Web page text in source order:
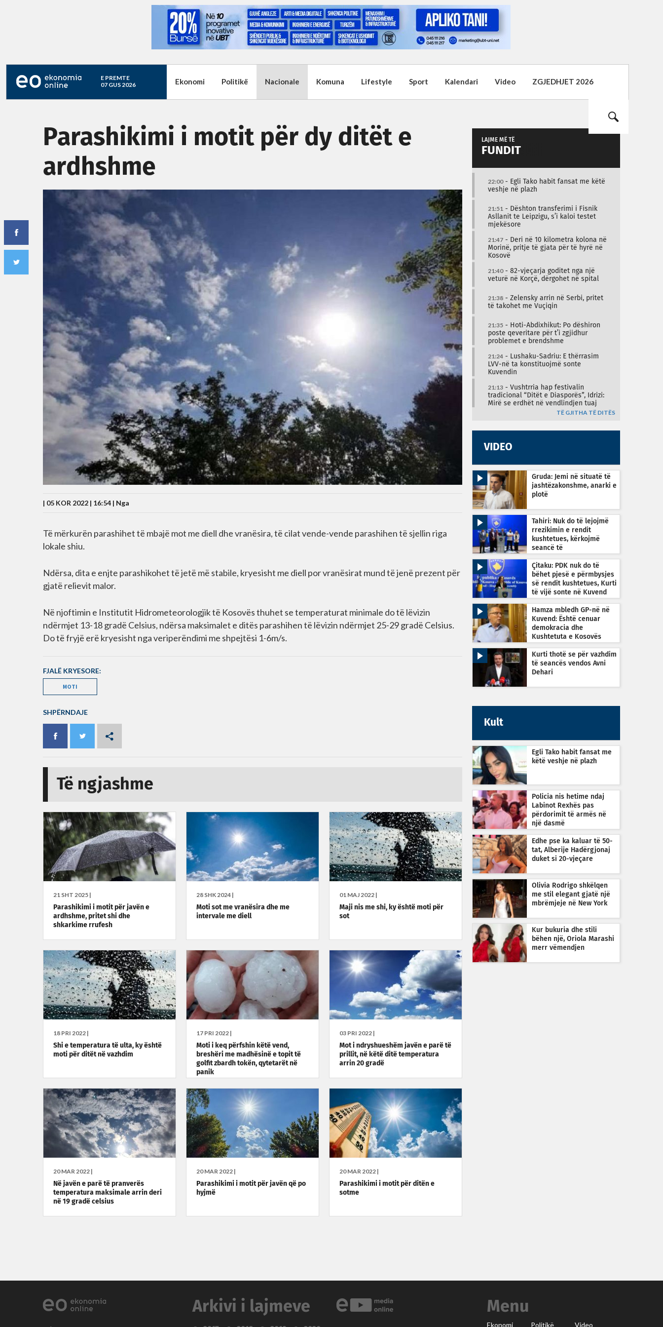
E PREMTE
07 GUS 2026
Ekonomi Politikë Nacionale Komuna Lifestyle Sport Kalendari Video ZGJEDHJET 2026
Parashikimi i motit për dy ditët e
ardhshme
| 05 KOR 2022 | 16:54 | Nga
Të mërkurën parashihet të mbajë mot me diell dhe vranësira, të cilat vende-vende parashihen të sjellin riga
lokale shiu.
Ndërsa, dita e enjte parashikohet të jetë më stabile, kryesisht me diell por vranësirat mund të jenë prezent për
gjatë relievit malor.
Në njoftimin e Institutit Hidrometeorologjik të Kosovës thuhet se temperaturat minimale do të lëvizin
ndërmjet 13-18 gradë Celsius, ndërsa maksimalet e ditës parashihen të lëvizin ndërmjet 25-29 gradë Celsius.
Do të fryjë erë kryesisht nga veriperëndimi me shpejtësi 1-6m/s.
FJALË KRYESORE:
MOTI
SHPËRNDAJE
Të ngjashme
21 SHT 2025 |
Parashikimi i motit për javën e
ardhshme, pritet shi dhe
shkarkime rrufesh
28 SHK 2024 |
Moti sot me vranësira dhe me
intervale me diell
01 MAJ 2022 |
Maji nis me shi, ky është moti për
sot
18 PRI 2022 |
Shi e temperatura të ulta, ky është
moti për ditët në vazhdim
17 PRI 2022 |
Moti i keq përfshin këtë vend,
breshëri me madhësinë e topit të
golfit zbardh tokën, qytetarët në
panik
03 PRI 2022 |
Mot i ndryshueshëm javën e parë të
prillit, në këtë ditë temperatura
arrin 20 gradë
20 MAR 2022 |
Në javën e parë të pranverës
temperatura maksimale arrin deri
në 19 gradë celsius
20 MAR 2022 |
Parashikimi i motit për javën që po
hyjmë
20 MAR 2022 |
Parashikimi i motit për ditën e
sotme
LAJME MË TË
FUNDIT
22:00- Egli Tako habit fansat me këtë
veshje në plazh
21:51 - Dështon transferimi i Fisnik
Asllanit te Leipzigu, s’i kaloi testet
mjekësore
21:47 - Deri në 10 kilometra kolona në
Morinë, pritje të gjata për të hyrë në
Kosovë
21:40- 82-vjeçarja goditet nga një
veturë në Korçë, dërgohet në spital
21:38 - Zelensky arrin në Serbi, pritet
të takohet me Vuçiqin
21:35 - Hoti-Abdixhikut: Po dëshiron
poste qeveritare për t’i zgjidhur
problemet e brendshme
21:24 - Lushaku-Sadriu: E thërrasim
LVV-në ta konstituojmë sonte
Kuvendin
21:13 - Vushtrria hap festivalin
tradicional “Ditët e Diasporës”, Idrizi:
Mirë se erdhët në vendlindjen tuaj
TË GJITHA TË DITËS
VIDEO
Gruda: Jemi në situatë të
jashtëzakonshme, anarki e
plotë
Tahiri: Nuk do të lejojmë
rrezikimin e rendit
kushtetues, kërkojmë
seancë të
orën 22:30
Çitaku: PDK nuk do të
bëhet pjesë e përmbysjes
së rendit kushtetues, Kurti
të vijë sonte në Kuvend
Hamza mbledh GP-në në
Kuvend: Është cenuar
demokracia dhe
Kushtetuta e Kosovës
Kurti thotë se për vazhdim
të seancës vendos Avni
Dehari
Kult
Egli Tako habit fansat me
këtë veshje në plazh
Policia nis hetime ndaj
Labinot Rexhës pas
përdorimit të armës në
një dasmë
Edhe pse ka kaluar të 50-
tat, Alberije Hadërgjonaj
duket si 20-vjeçare
Olivia Rodrigo shkëlqen
me stil elegant gjatë një
mbrëmjeje në New York
Kur bukuria dhe stili
bëhen një, Oriola Marashi
merr vëmendjen
Arkivi i lajmeve Menu
Ekonomi Politikë Video